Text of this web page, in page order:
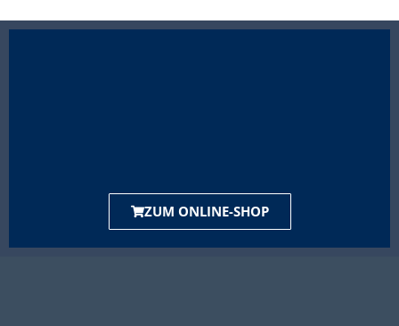
ZUM ONLINE-SHOP